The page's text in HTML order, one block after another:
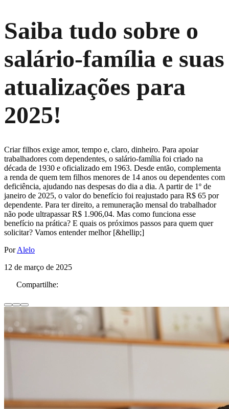
Saiba tudo sobre o
salário-família e suas
atualizações para
2025!
Criar filhos exige amor, tempo e, claro, dinheiro. Para apoiar
trabalhadores com dependentes, o salário-família foi criado na
década de 1930 e oficializado em 1963. Desde então, complementa
a renda de quem tem filhos menores de 14 anos ou dependentes com
deficiência, ajudando nas despesas do dia a dia. A partir de 1º de
janeiro de 2025, o valor do benefício foi reajustado para R$ 65 por
dependente. Para ter direito, a remuneração mensal do trabalhador
não pode ultrapassar R$ 1.906,04. Mas como funciona esse
benefício na prática? E quais os próximos passos para quem quer
solicitar? Vamos entender melhor [&hellip;]
PorAlelo
12 de março de 2025
Compartilhe: